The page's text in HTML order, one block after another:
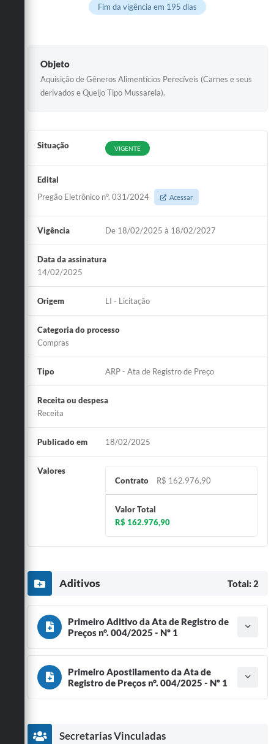
Fim da vigência em 195 dias
Objeto
Aquisição de Gêneros Alimentícios Perecíveis (Carnes e seus
derivados e Queijo Tipo Mussarela).
Situação VIGENTE
Edital
Pregão Eletrônico n°. 031/2024
Acessar
Vigência De 18/02/2025 à 18/02/2027
Data da assinatura
14/02/2025
Origem LI - Licitação
Categoria do processo
Compras
Tipo ARP - Ata de Registro de Preço
Receita ou despesa
Receita
Publicado em 18/02/2025
Valores
Contrato
R$ 162.976,90
Valor Total
R$ 162.976,90
Aditivos Total: 2
Primeiro Aditivo da Ata de Registro de
Preços n°. 004/2025 - Nº 1
Tipo do termo: Termo Aditivo
Assinado em: 13/02/2026
Publicado em: 20/02/2026
Vigência: 18/02/2027
Baixar
Primeiro Apostilamento da Ata de
Registro de Preços n°. 004/2025 - Nº 1
Tipo do termo: Termo de Apostilamento
Secretarias Vinculadas